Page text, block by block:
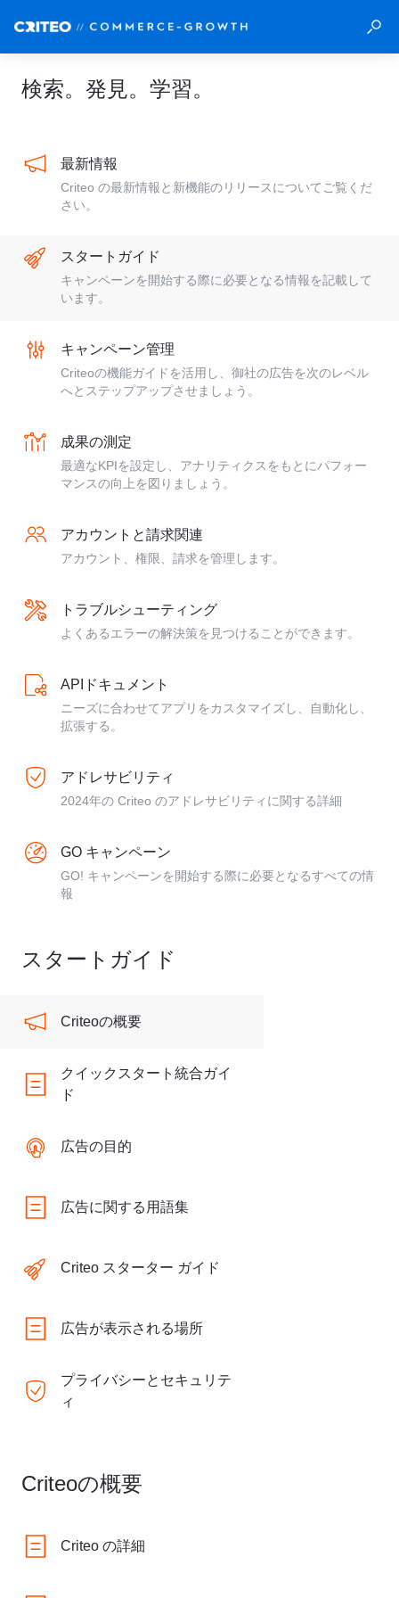
検索。発見。学習。
最新情報
Criteo の最新情報と新機能のリリースについてご覧くだ
さい。
スタートガイド
キャンペーンを開始する際に必要となる情報を記載して
います。
キャンペーン管理
Criteoの機能ガイドを活用し、御社の広告を次のレベル
へとステップアップさせましょう。
成果の測定
最適なKPIを設定し、アナリティクスをもとにパフォー
マンスの向上を図りましょう。
アカウントと請求関連
アカウント、権限、請求を管理します。
トラブルシューティング
よくあるエラーの解決策を見つけることができます。
APIドキュメント
ニーズに合わせてアプリをカスタマイズし、自動化し、
拡張する。
アドレサビリティ
2024年の Criteo のアドレサビリティに関する詳細
GO キャンペーン
GO! キャンペーンを開始する際に必要となるすべての情
報
スタートガイド
Criteoの概要
クイックスタート統合ガイ
ド
広告の目的
広告に関する用語集
Criteo スターター ガイド
広告が表示される場所
プライバシーとセキュリテ
ィ
Criteoの概要
Criteo の詳細